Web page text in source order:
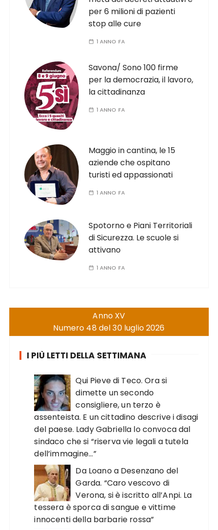
per 6 milioni di pazienti
stop alle cure
1 ANNO FA
Savona/ Sono 100 firme
per la democrazia, il lavoro,
la cittadinanza
1 ANNO FA
Maggio in cantina, le 15
aziende che ospitano
turisti ed appassionati
1 ANNO FA
Spotorno e Piani Territoriali
di Sicurezza. Le scuole si
attivano
1 ANNO FA
Anno XV
Numero 48 del 30 luglio 2026
I PIÙ LETTI DELLA SETTIMANA
Qui Pieve di Teco. Ora si
dimette un secondo
consigliere, un terzo è
assenteista. E un cittadino descrive i disagi
del paese. Lady Gabriella lo convoca dal
sindaco che si “riserva vie legali a tutela
dell’immagine…”
Da Loano a Desenzano del
Garda. “Caro vescovo di
Verona, si è iscritto all’Anpi. La
tessera è sporca di sangue e vittime
innocenti della barbarie rossa”